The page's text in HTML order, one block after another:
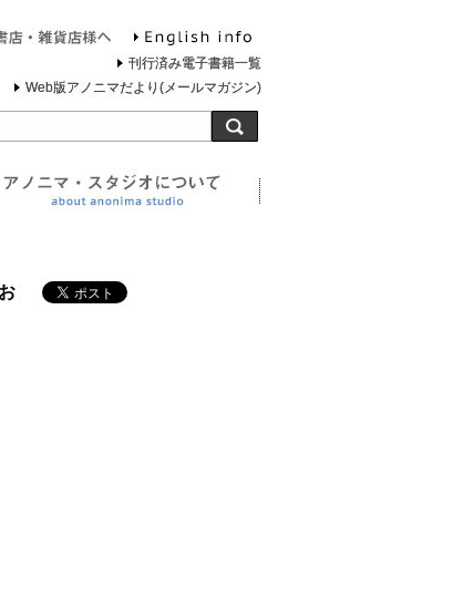
灯台について
せ 書店・雑貨店様へ
刊行済み電子書籍一覧
Web版アノニマだより(メールマガジン)